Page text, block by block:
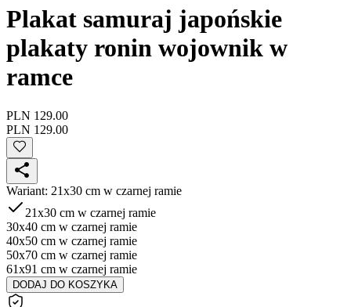
Plakat samuraj japońskie
plakaty ronin wojownik w
ramce
PLN 129.00
PLN 129.00
Wariant: 21x30 cm w czarnej ramie
21x30 cm w czarnej ramie
30x40 cm w czarnej ramie
40x50 cm w czarnej ramie
50x70 cm w czarnej ramie
61x91 cm w czarnej ramie
DODAJ DO KOSZYKA